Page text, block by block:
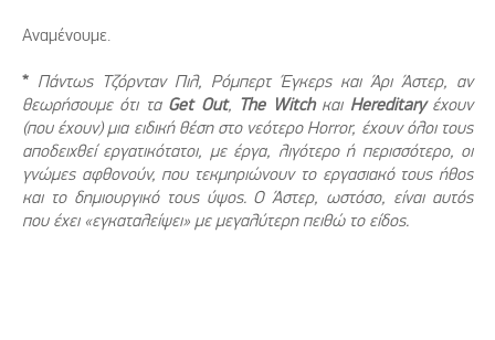
Αναμένουμε.
* Πάντως Τζόρνταν Πιλ, Ρόμπερτ Έγκερς και Άρι Άστερ, αν
θεωρήσουμε ότι τα Get Out, The Witch και Hereditary έχουν
(που έχουν) μια ειδική θέση στο νεότερο Horror, έχουν όλοι τους
αποδειχθεί εργατικότατοι, με έργα, λιγότερο ή περισσότερο, οι
γνώμες αφθονούν, που τεκμηριώνουν το εργασιακό τους ήθος
και το δημιουργικό τους ύψος. Ο Άστερ, ωστόσο, είναι αυτός
που έχει «εγκαταλείψει» με μεγαλύτερη πειθώ το είδος.